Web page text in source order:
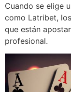
Cuando se elige
como Latribet,
que están
profesional.